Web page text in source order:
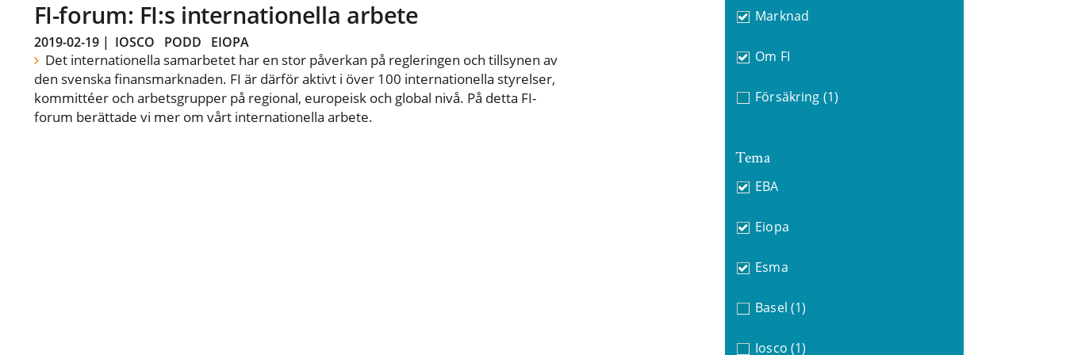
FI-forum: FI:s internationella arbete
2019-02-19| IOSCO PODD EIOPA
Det internationella samarbetet har en stor påverkan på regleringen och tillsynen av
den svenska finansmarknaden. FI är därför aktivt i över 100 internationella styrelser,
kommittéer och arbetsgrupper på regional, europeisk och global nivå. På detta FI-
forum berättade vi mer om vårt internationella arbete.
Marknad
Om FI
Försäkring (1)
Tema
EBA
Eiopa
Esma
Basel (1)
Iosco (1)